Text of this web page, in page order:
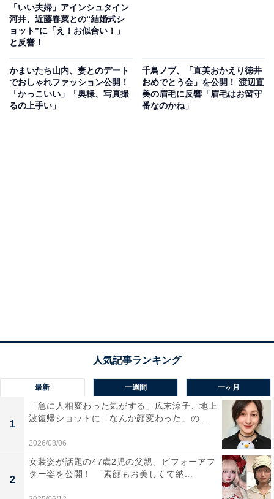
「いい夫婦」アインシュタイン
河井、近藤春菜との“結婚式シ
ョット”に「え！お似合い！」
と反響！
かまいたち山内、妻とのデート
でおしゃれファッション公開！
「かっこいい」「奥様、写真撮
るの上手い」
千鳥ノブ、「直美おかえり徳井
おめでとう会」を公開！ 渡辺直
美の眉毛に反響「眉毛はお留守
番なのかね」
最新 一週間 一ヶ月
1
「急に人相変わった気がする」広末涼子、地上
波復帰ショットに「なんか顔変わった」の...
2026/08/06
2
女装姿が話題の47歳2児の父親、ビフォーアフ
ター姿を公開！ 「素顔もお美しくて納...